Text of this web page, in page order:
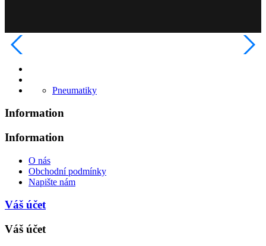
Pneumatiky
Information
Information
O nás
Obchodní podmínky
Napište nám
Váš účet
Váš účet